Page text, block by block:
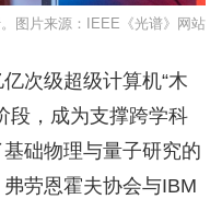
图片来源：IEEE《光谱》网站
次级超级计算机“木
段，成为支撑跨学科
础物理与量子研究的
劳恩霍夫协会与IBM